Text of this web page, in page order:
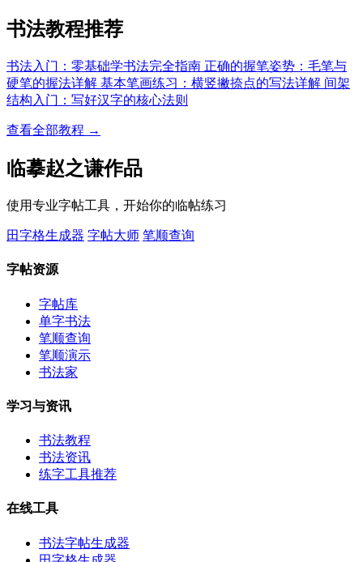
书法教程推荐
书法入门：零基础学书法完全指南 正确的握笔姿势：毛笔与
硬笔的握法详解 基本笔画练习：横竖撇捺点的写法详解 间架
结构入门：写好汉字的核心法则
查看全部教程 →
临摹赵之谦作品
使用专业字帖工具，开始你的临帖练习
田字格生成器 字帖大师 笔顺查询
字帖资源
字帖库
单字书法
笔顺查询
笔顺演示
书法家
学习与资讯
书法教程
书法资讯
练字工具推荐
在线工具
书法字帖生成器